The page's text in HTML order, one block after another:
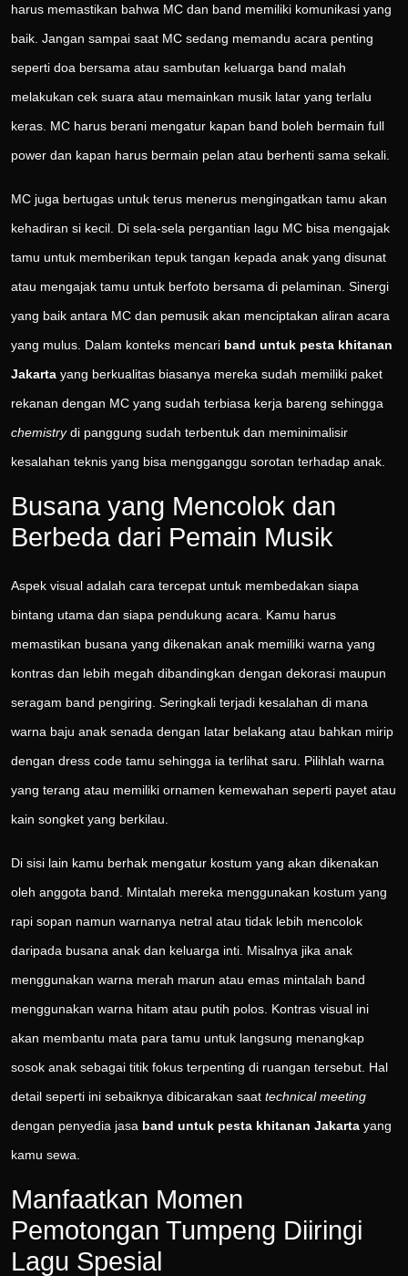
harus memastikan bahwa MC dan band memiliki komunikasi yang
baik. Jangan sampai saat MC sedang memandu acara penting
seperti doa bersama atau sambutan keluarga band malah
melakukan cek suara atau memainkan musik latar yang terlalu
keras. MC harus berani mengatur kapan band boleh bermain full
power dan kapan harus bermain pelan atau berhenti sama sekali.
MC juga bertugas untuk terus menerus mengingatkan tamu akan
kehadiran si kecil. Di sela-sela pergantian lagu MC bisa mengajak
tamu untuk memberikan tepuk tangan kepada anak yang disunat
atau mengajak tamu untuk berfoto bersama di pelaminan. Sinergi
yang baik antara MC dan pemusik akan menciptakan aliran acara
yang mulus. Dalam konteks mencari band untuk pesta khitanan
Jakarta yang berkualitas biasanya mereka sudah memiliki paket
rekanan dengan MC yang sudah terbiasa kerja bareng sehingga
chemistrydi panggung sudah terbentuk dan meminimalisir
kesalahan teknis yang bisa mengganggu sorotan terhadap anak.
Busana yang Mencolok dan
Berbeda dari Pemain Musik
Aspek visual adalah cara tercepat untuk membedakan siapa
bintang utama dan siapa pendukung acara. Kamu harus
memastikan busana yang dikenakan anak memiliki warna yang
kontras dan lebih megah dibandingkan dengan dekorasi maupun
seragam band pengiring. Seringkali terjadi kesalahan di mana
warna baju anak senada dengan latar belakang atau bahkan mirip
dengan dress code tamu sehingga ia terlihat saru. Pilihlah warna
yang terang atau memiliki ornamen kemewahan seperti payet atau
kain songket yang berkilau.
Di sisi lain kamu berhak mengatur kostum yang akan dikenakan
oleh anggota band. Mintalah mereka menggunakan kostum yang
rapi sopan namun warnanya netral atau tidak lebih mencolok
daripada busana anak dan keluarga inti. Misalnya jika anak
menggunakan warna merah marun atau emas mintalah band
menggunakan warna hitam atau putih polos. Kontras visual ini
akan membantu mata para tamu untuk langsung menangkap
sosok anak sebagai titik fokus terpenting di ruangan tersebut. Hal
detail seperti ini sebaiknya dibicarakan saat technical meeting
dengan penyedia jasa band untuk pesta khitanan Jakarta yang
kamu sewa.
Manfaatkan Momen
Pemotongan Tumpeng Diiringi
Lagu Spesial